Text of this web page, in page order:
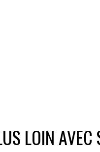
LOIN